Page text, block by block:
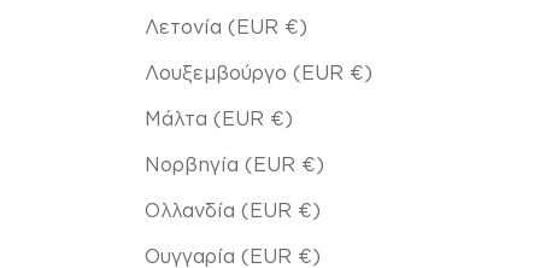
Λετονία (EUR €)
Λουξεμβούργο (EUR €)
Μάλτα (EUR €)
Νορβηγία (EUR €)
Ολλανδία (EUR €)
Ουγγαρία (EUR €)